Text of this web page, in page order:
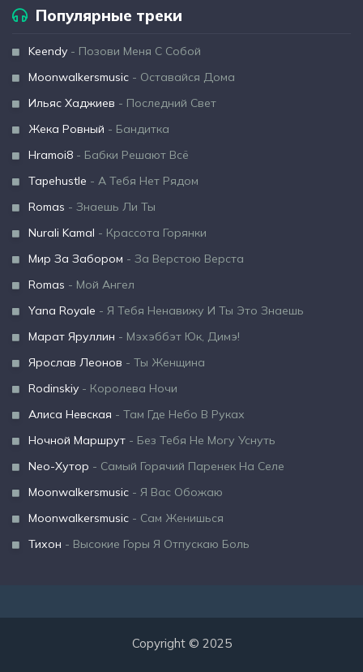
Популярные треки
Keendy - Позови Меня С Собой
Moonwalkersmusic - Оставайся Дома
Ильяс Хаджиев - Последний Свет
Жека Ровный - Бандитка
Hramoi8 - Бабки Решают Всё
Tapehustle - А Тебя Нет Рядом
Romas - Знаешь Ли Ты
Nurali Kamal - Крассота Горянки
Мир За Забором - За Верстою Верста
Romas - Мой Ангел
Yana Royale - Я Тебя Ненавижу И Ты Это Знаешь
Марат Яруллин - Мэхэббэт Юк, Димэ!
Ярослав Леонов - Ты Женщина
Rodinskiy - Королева Ночи
Алиса Невская - Там Где Небо В Руках
Ночной Маршрут - Без Тебя Не Могу Уснуть
Neo-Хутор - Самый Горячий Паренек На Селе
Moonwalkersmusic - Я Вас Обожаю
Moonwalkersmusic - Сам Женишься
Тихон - Высокие Горы Я Отпускаю Боль
Copyright © 2025